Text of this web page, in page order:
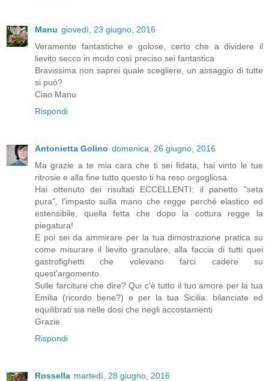
Manu giovedì, 23 giugno, 2016
Veramente fantastiche e golose, certo che a dividere il
lievito secco in modo così preciso sei fantastica
Bravissima non saprei quale scegliere, un assaggio di tutte
si può?
Ciao Manu
Rispondi
Antonietta Golino domenica, 26 giugno, 2016
Ma grazie a te mia cara che ti sei fidata, hai vinto le tue
ritrosie e alla fine tutto questo ti ha reso orgogliosa
Hai ottenuto dei risultati ECCELLENTI: il panetto "seta
pura", l'impasto sulla mano che regge perché elastico ed
estensibile, quella fetta che dopo la cottura regge la
piegatura!
E poi sei da ammirare per la tua dimostrazione pratica su
come misurare il lievito granulare, alla faccia di tutti quei
gastrofighetti che volevano farci cadere su
quest'argomento.
Sulle farciture che dire? Qui c'è tutto il tuo amore per la tua
Emilia (ricordo bene?) e per la tua Sicilia: bilanciate ed
equilibrati sia nelle dosi che negli accostamenti
Grazie
Rispondi
Rossella martedì, 28 giugno, 2016